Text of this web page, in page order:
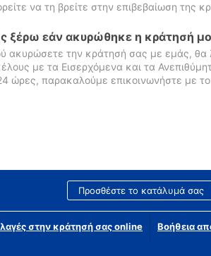
να τη βρείτε στην επιβεβαίωση της
ξέρω εάν ακυρώθηκε η κράτησή
ακυρώσετε την κράτησή σας με εμάς, θα
με τα Εισερχόμενα και τα
ώρες, παρακαλούμε επικοινωνήστε με
Προσθέστε το κατάλυμά σας
στην κράτησή σας online Βοήθεια